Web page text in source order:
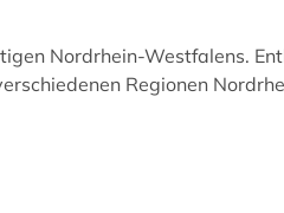
Nordrhein-Westfalens.
Regionen